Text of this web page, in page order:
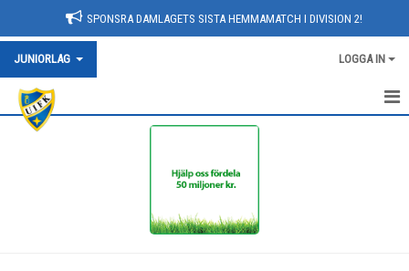
SPONSRA DAMLAGETS SISTA HEMMAMATCH I DIVISION 2!
JUNIORLAG LOGGA IN
HEM